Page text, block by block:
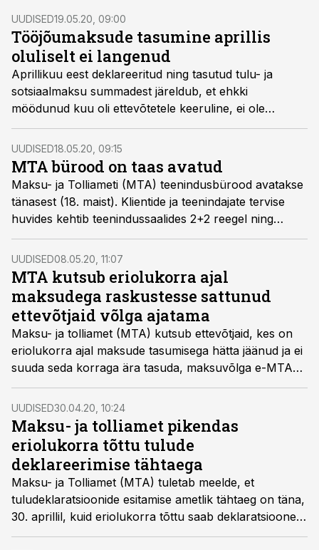
UUDISED19.05.20, 09:00
Tööjõumaksude tasumine aprillis
oluliselt ei langenud
Aprillikuu eest deklareeritud ning tasutud tulu- ja
sotsiaalmaksu summadest järeldub, et ehkki
möödunud kuu oli ettevõtetele keeruline, ei ole
tööjõumaksude tasumine märtsikuuga võrreldes veel
langenud. Küll aga on ligi 4600 ettevõttel deklaratsioon
veel esitamata.
UUDISED18.05.20, 09:15
MTA bürood on taas avatud
Maksu- ja Tolliameti (MTA) teenindusbürood avatakse
tänasest (18. maist). Klientide ja teenindajate tervise
huvides kehtib teenindussaalides 2+2 reegel ning
saalide ooteruumid jäävad suletuks.
Tuludeklaratsioone saab esitada juuni lõpuni.
UUDISED08.05.20, 11:07
MTA kutsub eriolukorra ajal
maksudega raskustesse sattunud
ettevõtjaid võlga ajatama
Maksu- ja tolliamet (MTA) kutsub ettevõtjaid, kes on
eriolukorra ajal maksude tasumisega hätta jäänud ja ei
suuda seda korraga ära tasuda, maksuvõlga e-MTAs
ajatama. Eriolukorra lõppedes taastub ajatamata
maksuvõlalt intressi arvestamine.
UUDISED30.04.20, 10:24
Maksu- ja tolliamet pikendas
eriolukorra tõttu tulude
deklareerimise tähtaega
Maksu- ja Tolliamet (MTA) tuletab meelde, et
tuludeklaratsioonide esitamise ametlik tähtaeg on täna,
30. aprillil, kuid eriolukorra tõttu saab deklaratsioone
esitada nii elektrooniliselt kui ka paberil kauem.